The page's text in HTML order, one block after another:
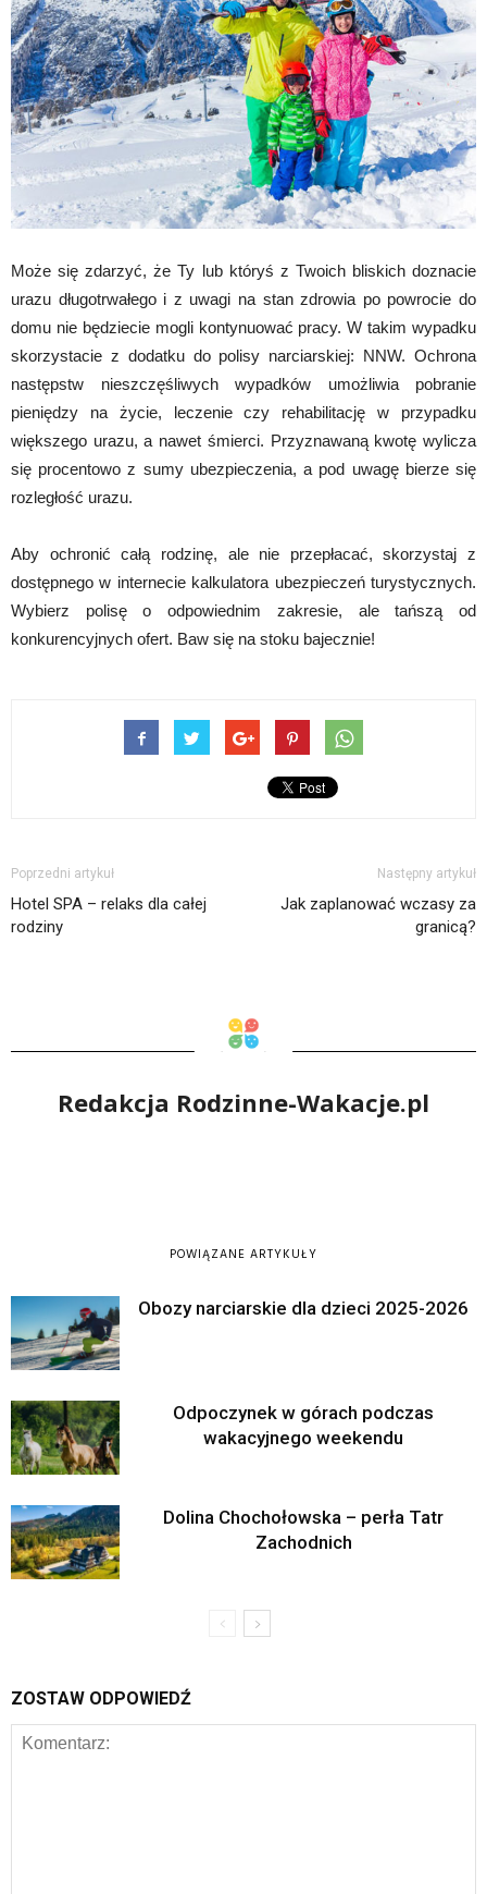
Może się zdarzyć, że Ty lub któryś z Twoich bliskich doznacie
urazu długotrwałego i z uwagi na stan zdrowia po powrocie do
domu nie będziecie mogli kontynuować pracy. W takim wypadku
skorzystacie z dodatku do polisy narciarskiej: NNW. Ochrona
następstw nieszczęśliwych wypadków umożliwia pobranie
pieniędzy na życie, leczenie czy rehabilitację w przypadku
większego urazu, a nawet śmierci. Przyznawaną kwotę wylicza
się procentowo z sumy ubezpieczenia, a pod uwagę bierze się
rozległość urazu.
Aby ochronić całą rodzinę, ale nie przepłacać, skorzystaj z
dostępnego w internecie kalkulatora ubezpieczeń turystycznych.
Wybierz polisę o odpowiednim zakresie, ale tańszą od
konkurencyjnych ofert. Baw się na stoku bajecznie!
Poprzedni artykuł
Hotel SPA – relaks dla całej
rodziny
Następny artykuł
Jak zaplanować wczasy za
granicą?
Redakcja Rodzinne-Wakacje.pl
POWIĄZANE ARTYKUŁY
Obozy narciarskie dla dzieci 2025-2026
Odpoczynek w górach podczas
wakacyjnego weekendu
Dolina Chochołowska – perła Tatr
Zachodnich
ZOSTAW ODPOWIEDŹ